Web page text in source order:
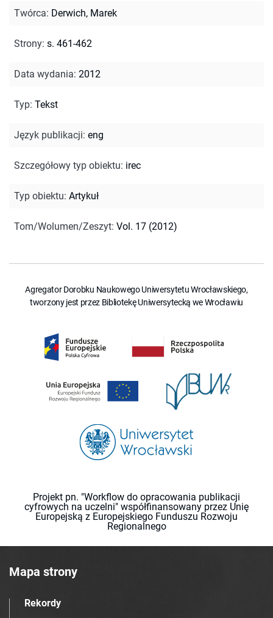
Twórca: Derwich, Marek
Strony: s. 461-462
Data wydania: 2012
Typ: Tekst
Język publikacji: eng
Szczegółowy typ obiektu: irec
Typ obiektu: Artykuł
Tom/Wolumen/Zeszyt: Vol. 17 (2012)
Agregator Dorobku Naukowego Uniwersytetu Wrocławskiego,
tworzony jest przez Bibliotekę Uniwersytecką we Wrocławiu
Projekt pn. "Workflow do opracowania publikacji
cyfrowych na uczelni" współfinansowany przez Unię
Europejską z Europejskiego Funduszu Rozwoju
Regionalnego
Mapa strony
Rekordy